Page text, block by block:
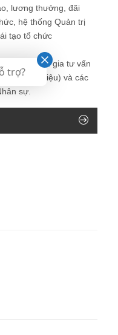
lương thưởng, đãi
hệ thống Quản trị
tạo tổ chức
bởi chuyên gia tư vấn
(giới thiệu) và các
sự.
trợ?